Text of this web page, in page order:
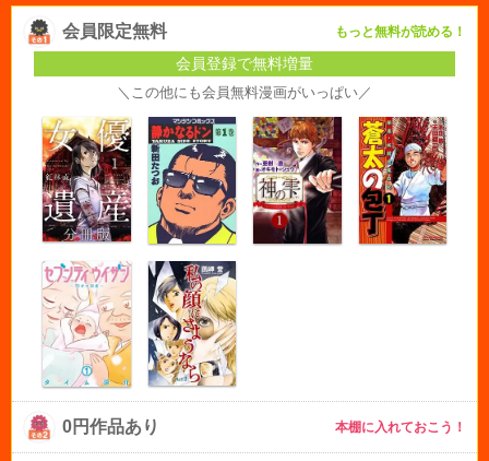
会員限定無料 もっと無料が読める！
会員登録で無料増量
＼この他にも会員無料漫画がいっぱい／
0円作品あり 本棚に入れておこう！